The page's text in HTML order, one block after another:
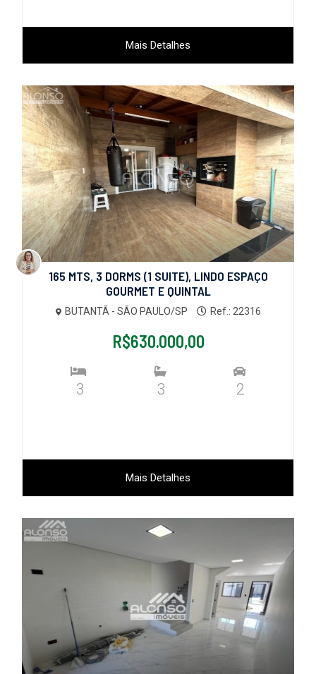
Mais Detalhes
165 MTS, 3 DORMS (1 SUITE), LINDO ESPAÇO
GOURMET E QUINTAL
BUTANTÃ - SÃO PAULO/SP Ref.: 22316
R$630.000,00
3 3 2
Mais Detalhes